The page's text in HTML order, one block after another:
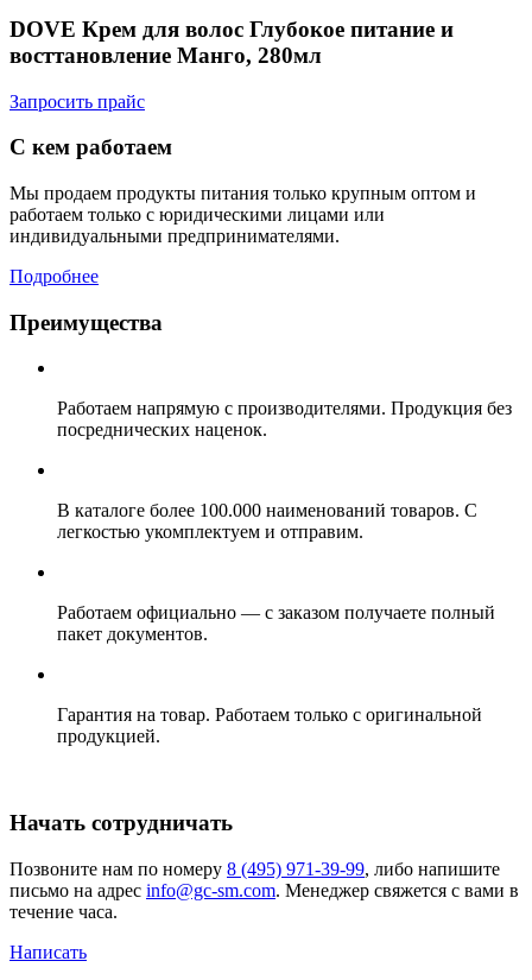
DOVE Крем для волос Глубокое питание и
восттановление Манго, 280мл
Запросить прайс
С кем работаем
Мы продаем продукты питания только крупным оптом и
работаем только с юридическими лицами или
индивидуальными предпринимателями.
Подробнее
Преимущества
Работаем напрямую с производителями. Продукция без
посреднических наценок.
В каталоге более 100.000 наименований товаров. С
легкостью укомплектуем и отправим.
Работаем официально — с заказом получаете полный
пакет документов.
Гарантия на товар. Работаем только с оригинальной
продукцией.
Начать сотрудничать
Позвоните нам по номеру 8 (495) 971-39-99, либо напишите
письмо на адрес info@gc-sm.com. Менеджер свяжется с вами в
течение часа.
Написать